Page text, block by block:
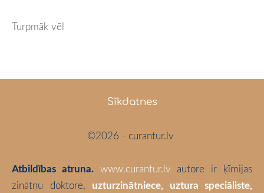
Turpmāk vēl
Sīkdatnes
©2026 - curantur.lv
Atbildības atruna. www.curantur.lv autore ir ķīmijas
zinātņu doktore, uzturzinātniece, uztura speciāliste,